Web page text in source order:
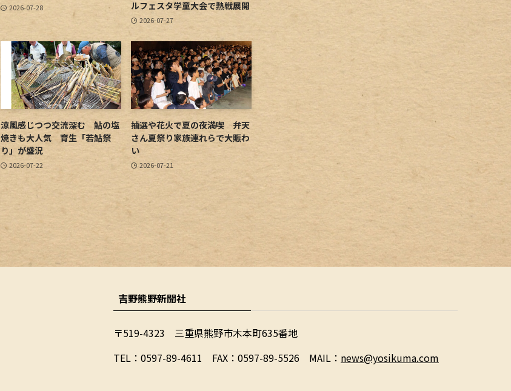
2026-07-28
ルフェスタ学童大会で熱戦展開
2026-07-27
涼風感じつつ交流深む 鮎の塩
焼きも大人気 育生「若鮎祭
り」が盛況
2026-07-22
抽選や花火で夏の夜満喫 弁天
さん夏祭り家族連れらで大賑わ
い
2026-07-21
吉野熊野新聞社
〒519-4323 三重県熊野市木本町635番地
​TEL：0597-89-4611 FAX：0597-89-5526 MAIL： news@yosikuma.com